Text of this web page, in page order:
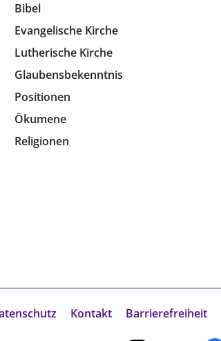
Bibel
Evangelische Kirche
Lutherische Kirche
Glaubensbekenntnis
Positionen
Ökumene
Religionen
Kontakt Barrierefreiheit